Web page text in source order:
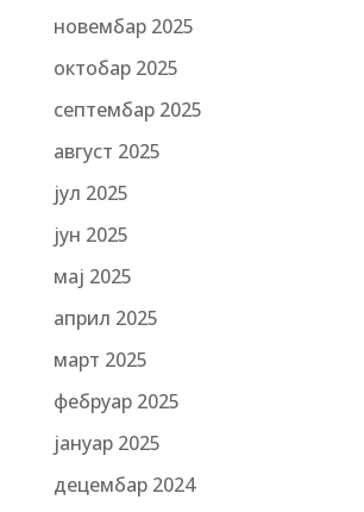
новембар 2025
октобар 2025
септембар 2025
август 2025
јул 2025
јун 2025
мај 2025
април 2025
март 2025
фебруар 2025
јануар 2025
децембар 2024